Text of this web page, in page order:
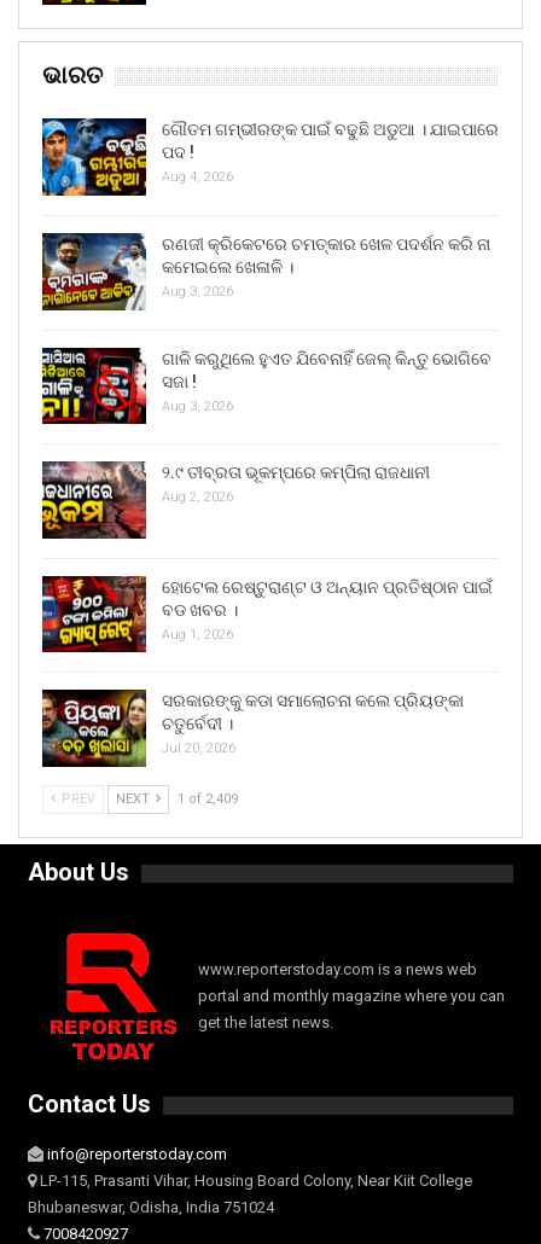
ଭାରତ
ଗୌତମ ଗମ୍ଭୀରଙ୍କ ପାଇଁ ବଢୁଛି ଅଡୁଆ । ଯାଇପାରେ
ପଦ !
Aug 4, 2026
ରଣଜୀ କ୍ରିକେଟରେ ଚମତ୍କାର ଖେଳ ପଦର୍ଶନ କରି ନା
କମେଇଲେ ଖେଳାଳି ।
Aug 3, 2026
ଗାଳି କରୁଥିଲେ ହୁଏତ ଯିବେନାହିଁ ଜେଲ୍ କିନ୍ତୁ ଭୋଗିବେ
ସଜା !
Aug 3, 2026
୨.୯ ତୀବ୍ରତା ଭୂକମ୍ପରେ କମ୍ପିଲା ରାଜଧାନୀ
Aug 2, 2026
ହୋଟେଲ ରେଷ୍ଟୁରାଣ୍ଟ ଓ ଅନ୍ୟାନ ପ୍ରତିଷ୍ଠାନ ପାଇଁ
ବଡ ଖବର ।
Aug 1, 2026
ସରକାରଙ୍କୁ କଡା ସମାଲୋଚନା କଲେ ପ୍ରିୟଙ୍କା
ଚତୁର୍ବେଦୀ ।
Jul 20, 2026
PREV NEXT 1 of 2,409
About Us
www.reporterstoday.com is a news web
portal and monthly magazine where you can
get the latest news.
Contact Us
info@reporterstoday.com
LP-115, Prasanti Vihar, Housing Board Colony, Near Kiit College
Bhubaneswar, Odisha, India 751024
7008420927